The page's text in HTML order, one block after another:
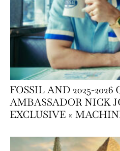
FOSSIL AND 2025-
AMBASSADOR NICK
EXCLUSIVE «